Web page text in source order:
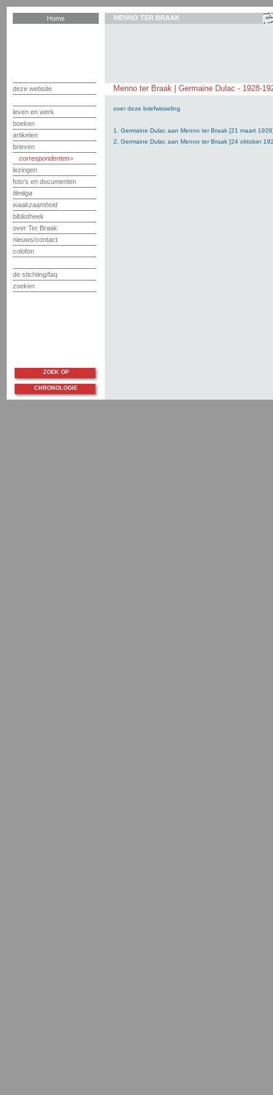
Home
deze website
leven en werk
boeken
artikelen
brieven
correspondenten
lezingen
foto's en documenten
filmliga
waakzaamheid
bibliotheek
over Ter Braak
nieuws/contact
colofon
de stichting/faq
zoeken
MENNO TER BRAAK
Menno ter Braak | Germaine Dulac - 1928-
over deze briefwisseling
1. Germaine Dulac aan Menno ter Braak [21 maart
2. Germaine Dulac aan Menno ter Braak [24 oktober
ZOEK OP
CHRONOLOGIE